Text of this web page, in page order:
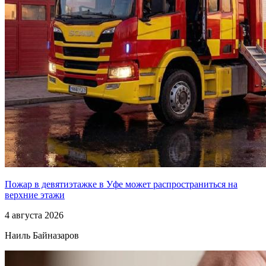
Пожар в девятиэтажке в Уфе может распространиться на
верхние этажи
4 августа 2026
Наиль Байназаров